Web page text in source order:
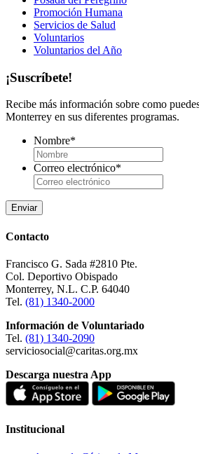
Promoción Humana
Servicios de Salud
Voluntarios
Voluntarios del Año
¡Suscríbete!
Recibe más información sobre como
Monterrey en sus diferentes programas.
Nombre*
Correo electrónico*
Contacto
Francisco G. Sada #2810 Pte.
Col. Deportivo Obispado
Monterrey, N.L. C.P. 64040
Tel. (81) 1340-2000
Información de Voluntariado
Tel. (81) 1340-2090
serviciosocial@caritas.org.mx
Descarga nuestra App
Institucional